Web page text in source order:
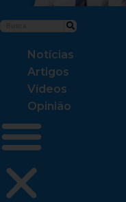
Notícias
Artigos
Vídeos
Opinião